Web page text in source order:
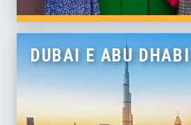
DUBAI E ABU DHABI